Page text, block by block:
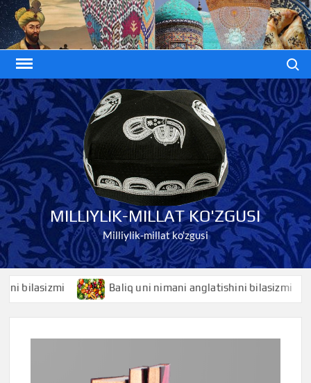
Skip
to
content
MILLIYLIK-MILLAT KO'ZGUSI
Milliylik-millat ko'zgusi
Baliq uni nimani anglatishini bilasizmi